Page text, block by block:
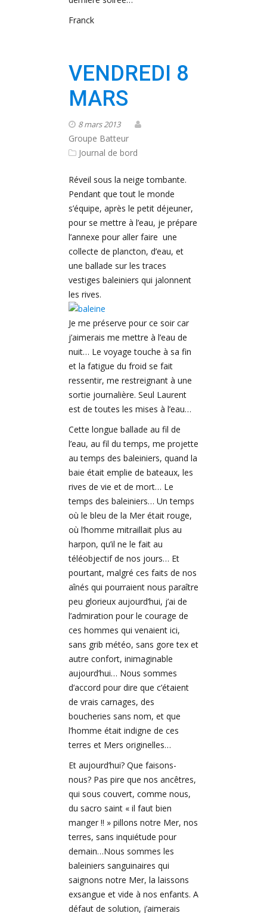
Franck
VENDREDI 8
MARS
8 mars 2013
Groupe Batteur
Journal de bord
Réveil sous la neige tombante.
Pendant que tout le monde
s’équipe, après le petit déjeuner,
pour se mettre à l’eau, je prépare
l’annexe pour aller faire une
collecte de plancton, d’eau, et
une ballade sur les traces
vestiges baleiniers qui jalonnent
les rives.
Je me préserve pour ce soir car
j’aimerais me mettre à l’eau de
nuit… Le voyage touche à sa fin
et la fatigue du froid se fait
ressentir, me restreignant à une
sortie journalière. Seul Laurent
est de toutes les mises à l’eau…
Cette longue ballade au fil de
l’eau, au fil du temps, me projette
au temps des baleiniers, quand la
baie était emplie de bateaux, les
rives de vie et de mort… Le
temps des baleiniers… Un temps
où le bleu de la Mer était rouge,
où l’homme mitraillait plus au
harpon, qu’il ne le fait au
téléobjectif de nos jours… Et
pourtant, malgré ces faits de nos
aînés qui pourraient nous paraître
peu glorieux aujourd’hui, j’ai de
l’admiration pour le courage de
ces hommes qui venaient ici,
sans grib météo, sans gore tex et
autre confort, inimaginable
aujourd’hui… Nous sommes
d’accord pour dire que c’étaient
de vrais carnages, des
boucheries sans nom, et que
l’homme était indigne de ces
terres et Mers originelles…
Et aujourd’hui? Que faisons-
nous? Pas pire que nos ancêtres,
qui sous couvert, comme nous,
du sacro saint « il faut bien
manger !! » pillons notre Mer, nos
terres, sans inquiétude pour
demain…Nous sommes les
baleiniers sanguinaires qui
saignons notre Mer, la laissons
exsangue et vide à nos enfants. A
défaut de solution, j’aimerais